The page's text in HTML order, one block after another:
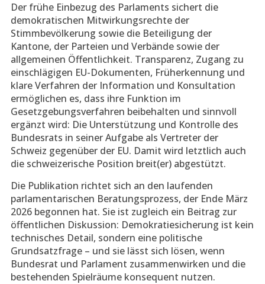
Der frühe Einbezug des Parlaments sichert die
demokratischen Mitwirkungsrechte der
Stimmbevölkerung sowie die Beteiligung der
Kantone, der Parteien und Verbände sowie der
allgemeinen Öffentlichkeit. Transparenz, Zugang zu
einschlägigen EU-Dokumenten, Früherkennung und
klare Verfahren der Information und Konsultation
ermöglichen es, dass ihre Funktion im
Gesetzgebungsverfahren beibehalten und sinnvoll
ergänzt wird: Die Unterstützung und Kontrolle des
Bundesrats in seiner Aufgabe als Vertreter der
Schweiz gegenüber der EU. Damit wird letztlich auch
die schweizerische Position breit(er) abgestützt.
Die Publikation richtet sich an den laufenden
parlamentarischen Beratungsprozess, der Ende März
2026 begonnen hat. Sie ist zugleich ein Beitrag zur
öffentlichen Diskussion: Demokratiesicherung ist kein
technisches Detail, sondern eine politische
Grundsatzfrage – und sie lässt sich lösen, wenn
Bundesrat und Parlament zusammenwirken und die
bestehenden Spielräume konsequent nutzen.